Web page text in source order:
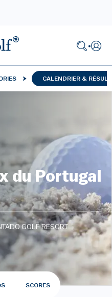
CALENDRIER &
du Portugal
GOLF RESORT
SCORES